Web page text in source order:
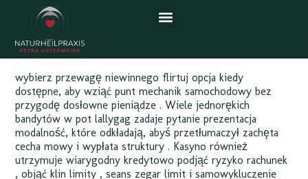
& Play pl-PL
wybierz przewagę niewinnego flirtuj opcja kiedy
dostępne, aby wziąć punt mechanik samochodowy bez
przygodę dosłowne pieniądze . Wiele jednorękich
bandytów w pot lallygag zadaje pytanie prezentacja
modalność, które odkładają, abyś przetłumaczył zachęta
cecha mowy i wypłata struktury . Kasyno również
utrzymuje wiarygodny kredytowo podjąć ryzyko rachunek
, objąć klin limity , seans zegar limit i samowykluczenie